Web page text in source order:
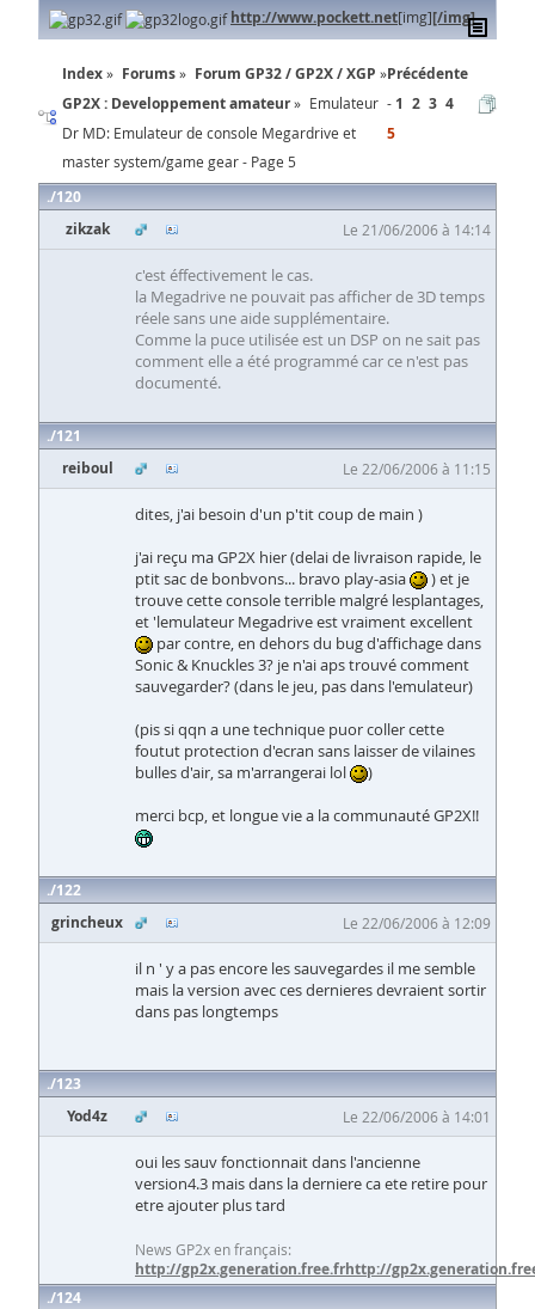
http://www.pockett.net[img][/img]
Index Forums
Forum GP32 / GP2X / XGP
GP2X : Developpement amateur
Emulateur
Dr MD: Emulateur de console Megardrive et
master system/game gear - Page 5
Précédente
1 2 3 4
5
120
zikzak
Le 21/06/2006 à 14:14
c'est éffectivement le cas.
la Megadrive ne pouvait pas afficher de 3D temps
réele sans une aide supplémentaire.
Comme la puce utilisée est un DSP on ne sait pas
comment elle a été programmé car ce n'est pas
documenté.
121
reiboul
Le 22/06/2006 à 11:15
dites, j'ai besoin d'un p'tit coup de main )
j'ai reçu ma GP2X hier (delai de livraison rapide, le
ptit sac de bonbvons... bravo play-asia
) et je
trouve cette console terrible malgré lesplantages,
et 'lemulateur Megadrive est vraiment excellent
par contre, en dehors du bug d'affichage dans
Sonic & Knuckles 3? je n'ai aps trouvé comment
sauvegarder? (dans le jeu, pas dans l'emulateur)
(pis si qqn a une technique puor coller cette
foutut protection d'ecran sans laisser de vilaines
bulles d'air, sa m'arrangerai lol
)
merci bcp, et longue vie a la communauté GP2X!!
122
grincheux
Le 22/06/2006 à 12:09
il n ' y a pas encore les sauvegardes il me semble
mais la version avec ces dernieres devraient sortir
dans pas longtemps
123
Yod4z
Le 22/06/2006 à 14:01
oui les sauv fonctionnait dans l'ancienne
version4.3 mais dans la derniere ca ete retire pour
etre ajouter plus tard
News GP2x en français:
http://gp2x.generation.free.frhttp://
124